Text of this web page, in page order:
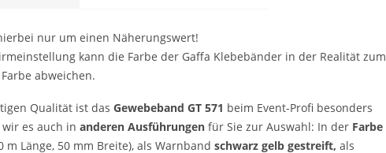
nur um einen Näherungswert!
kann die Farbe der Gaffa Klebebänder in der Realität zum
abweichen.
Qualität ist das Gewebeband GT 571 beim Event-Profi besonders
es auch in anderen Ausführungen für Sie zur Auswahl: In der Farbe
m Länge, 50 mm Breite), als Warnband schwarz gelb gestreift, als